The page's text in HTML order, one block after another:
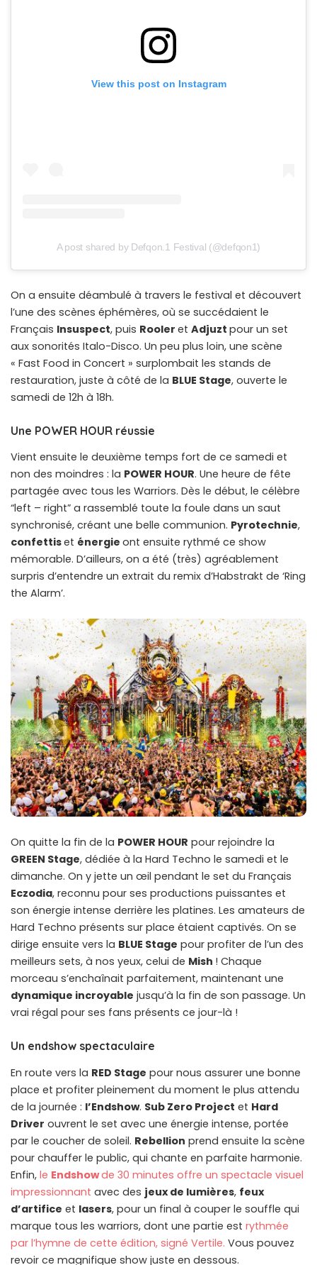
View this post on Instagram
A post shared by Defqon.1 Festival (@defqon1)
On a ensuite déambulé à travers le festival et découvert
l’une des scènes éphémères, où se succédaient le
Français Insuspect, puis Rooler et Adjuzt pour un set
aux sonorités Italo-Disco. Un peu plus loin, une scène
« Fast Food in Concert » surplombait les stands de
restauration, juste à côté de la BLUE Stage, ouverte le
samedi de 12h à 18h.
Une POWER HOUR réussie
Vient ensuite le deuxième temps fort de ce samedi et
non des moindres : la POWER HOUR. Une heure de fête
partagée avec tous les Warriors. Dès le début, le célèbre
“left – right” a rassemblé toute la foule dans un saut
synchronisé, créant une belle communion. Pyrotechnie,
confettiset énergie ont ensuite rythmé ce show
mémorable. D’ailleurs, on a été (très) agréablement
surpris d’entendre un extrait du remix d’Habstrakt de ‘Ring
the Alarm’.
On quitte la fin de la POWER HOUR pour rejoindre la
GREEN Stage, dédiée à la Hard Techno le samedi et le
dimanche. On y jette un œil pendant le set du Français
Eczodia, reconnu pour ses productions puissantes et
son énergie intense derrière les platines. Les amateurs de
Hard Techno présents sur place étaient captivés. On se
dirige ensuite vers la BLUE Stage pour profiter de l’un des
meilleurs sets, à nos yeux, celui de Mish ! Chaque
morceau s’enchaînait parfaitement, maintenant une
dynamique incroyable jusqu’à la fin de son passage. Un
vrai régal pour ses fans présents ce jour-là !
Un endshow spectaculaire
En route vers la RED Stage pour nous assurer une bonne
place et profiter pleinement du moment le plus attendu
de la journée : l’Endshow. Sub Zero Project et Hard
Driver ouvrent le set avec une énergie intense, portée
par le coucher de soleil. Rebellion prend ensuite la scène
pour chauffer le public, qui chante en parfaite harmonie.
Enfin, le Endshowde 30 minutes offre un spectacle visuel
impressionnant avec des jeux de lumières, feux
d’artifice et lasers, pour un final à couper le souffle qui
marque tous les warriors, dont une partie est rythmée
par l’hymne de cette édition, signé Vertile. Vous pouvez
revoir ce magnifique show juste en dessous.